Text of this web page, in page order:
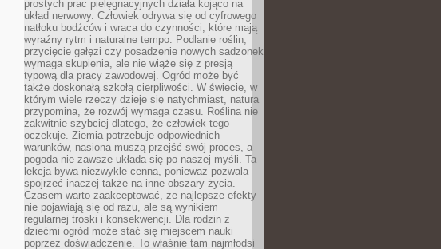
prostych prac pielęgnacyjnych działa kojąco na
układ nerwowy. Człowiek odrywa się od cyfrowego
natłoku bodźców i wraca do czynności, które mają
wyraźny rytm i naturalne tempo. Podlanie roślin,
przycięcie gałęzi czy posadzenie nowych sadzonek
wymaga skupienia, ale nie wiąże się z presją
typową dla pracy zawodowej. Ogród może być
także doskonałą szkołą cierpliwości. W świecie, w
którym wiele rzeczy dzieje się natychmiast, natura
przypomina, że rozwój wymaga czasu. Roślina nie
zakwitnie szybciej dlatego, że człowiek tego
oczekuje. Ziemia potrzebuje odpowiednich
warunków, nasiona muszą przejść swój proces, a
pogoda nie zawsze układa się po naszej myśli. Ta
lekcja bywa niezwykle cenna, ponieważ pozwala
spojrzeć inaczej także na inne obszary życia.
Czasem warto zaakceptować, że najlepsze efekty
nie pojawiają się od razu, ale są wynikiem
regularnej troski i konsekwencji. Dla rodzin z
dziećmi ogród może stać się miejscem nauki
poprzez doświadczenie. To właśnie tam najmłodsi